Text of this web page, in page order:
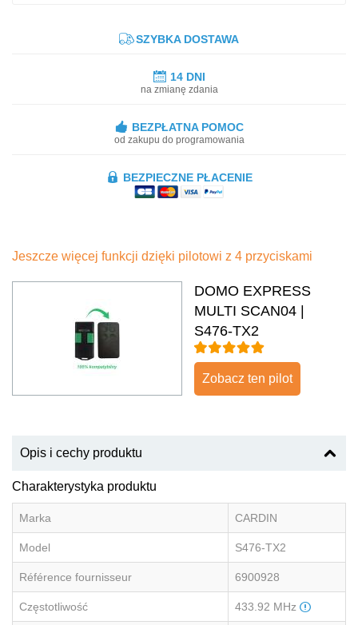
SZYBKA DOSTAWA
14 DNI
na zmianę zdania
BEZPŁATNA POMOC
od zakupu do programowania
BEZPIECZNE PŁACENIE
Jeszcze więcej funkcji dzięki pilotowi z 4 przyciskami
DOMO EXPRESS
MULTI SCAN04 |
S476-TX2
Zobacz ten pilot
Opis i cechy produktu
Charakterystyka produktu
Marka CARDIN
Model S476-TX2
Référence fournisseur 6900928
Częstotliwość 433.92 MHz